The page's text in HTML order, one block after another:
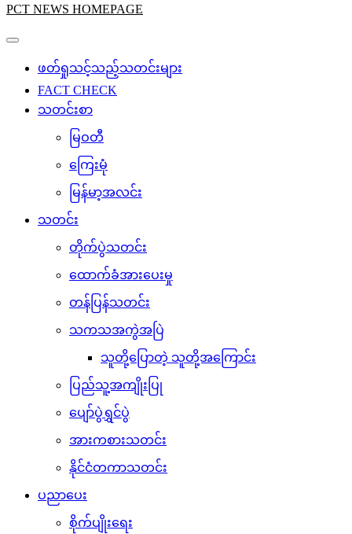
PCT NEWS HOMEPAGE
ဖတ်ရှုသင့်သည့်သတင်းများ
FACT CHECK
သတင်းစာ
မြဝတီ
ကြေးမုံ
မြန်မာ့အလင်း
သတင်း
တိုက်ပွဲသတင်း
ထောက်ခံအားပေးမှု
တန်ပြန်သတင်း
သကသအကွဲအပြဲ
သူတို့ပြောတဲ့ သူတို့အကြောင်း
ပြည်သူ့အကျိုးပြု
ပျော်ပွဲရွှင်ပွဲ
အားကစားသတင်း
နိုင်ငံတကာသတင်း
ပညာပေး
စိုက်ပျိုးရေး